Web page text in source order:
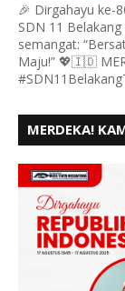
🎉 Dirgahayu ke-
SDN 11
semangat:
Maju!” 💖🇮🇩
MERDEKA!
- 80,